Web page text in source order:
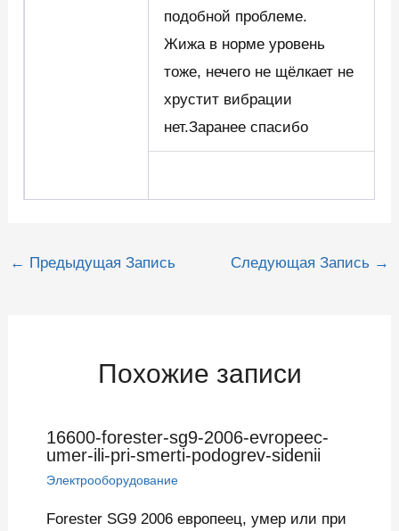
подобной проблеме.
Жижа в норме уровень
тоже, нечего не щёлкает не
хрустит вибрации
нет.Заранее спасибо
Навигация
← Предыдущая Запись Следующая Запись →
Похожие записи
16600-forester-sg9-2006-evropeec-
umer-ili-pri-smerti-podogrev-sidenii
Электрооборудование
Forester SG9 2006 европеец, умер или при